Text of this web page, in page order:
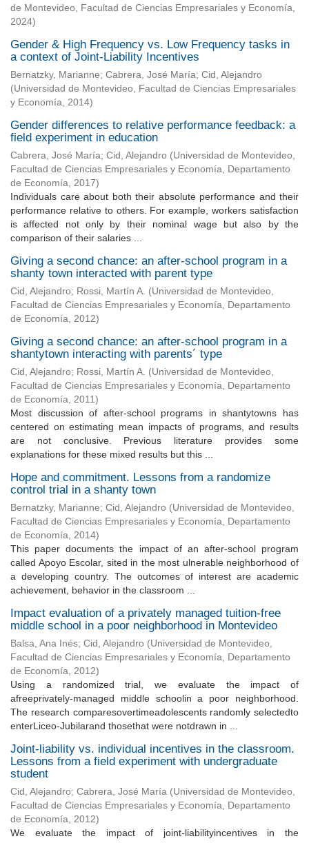
de Montevideo, Facultad de Ciencias Empresariales y Economía,
2024)
Gender & High Frequency vs. Low Frequency tasks in
a context of Joint-Liability Incentives
Bernatzky, Marianne; Cabrera, José María; Cid, Alejandro
(Universidad de Montevideo, Facultad de Ciencias Empresariales
y Economía, 2014)
Gender differences to relative performance feedback: a
field experiment in education
Cabrera, José María; Cid, Alejandro (Universidad de Montevideo,
Facultad de Ciencias Empresariales y Economía, Departamento
de Economía, 2017)
Individuals care about both their absolute performance and their
performance relative to others. For example, workers satisfaction
is affected not only by their nominal wage but also by the
comparison of their salaries ...
Giving a second chance: an after-school program in a
shanty town interacted with parent type
Cid, Alejandro; Rossi, Martín A. (Universidad de Montevideo,
Facultad de Ciencias Empresariales y Economía, Departamento
de Economía, 2012)
Giving a second chance: an after-school program in a
shantytown interacting with parents´ type
Cid, Alejandro; Rossi, Martín A. (Universidad de Montevideo,
Facultad de Ciencias Empresariales y Economía, Departamento
de Economía, 2011)
Most discussion of after-school programs in shantytowns has
centered on estimating mean impacts of programs, and results
are not conclusive. Previous literature provides some
explanations for these mixed results but this ...
Hope and commitment. Lessons from a randomize
control trial in a shanty town
Bernatzky, Marianne; Cid, Alejandro (Universidad de Montevideo,
Facultad de Ciencias Empresariales y Economía, Departamento
de Economía, 2014)
This paper documents the impact of an after-school program
called Apoyo Escolar, sited in the most ulnerable neighborhood of
a developing country. The outcomes of interest are academic
achievement, behavior in the classroom ...
Impact evaluation of a privately managed tuition-free
middle school in a poor neighborhood in Montevideo
Balsa, Ana Inés; Cid, Alejandro (Universidad de Montevideo,
Facultad de Ciencias Empresariales y Economía, Departamento
de Economía, 2012)
Using a randomized trial, we evaluate the impact of
afreeprivately-managed middle schoolin a poor neighborhood.
The research comparesovertimeadolescents randomly selectedto
enterLiceo-Jubilarand thosethat were notdrawn in ...
Joint-liability vs. individual incentives in the classroom.
Lessons from a field experiment with undergraduate
student
Cid, Alejandro; Cabrera, José María (Universidad de Montevideo,
Facultad de Ciencias Empresariales y Economía, Departamento
de Economía, 2012)
We evaluate the impact of joint-liabilityincentives in the